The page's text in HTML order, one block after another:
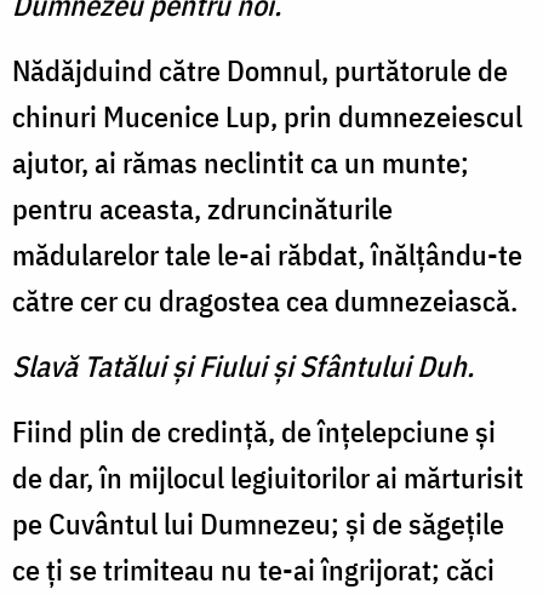
Nădăjduind către Domnul, purtătorule de
chinuri Mucenice Lup, prin dumnezeiescul
ajutor, ai rămas neclintit ca un munte;
pentru aceasta, zdruncinăturile
mădularelor tale le-ai răbdat, înălţându-te
către cer cu dragostea cea dumnezeiască.
Slavă Tatălui şi Fiului şi Sfântului Duh.
Fiind plin de credinţă, de înţelepciune şi
de dar, în mijlocul legiuitorilor ai mărturisit
pe Cuvântul lui Dumnezeu; şi de săgeţile
ce ţi se trimiteau nu te-ai îngrijorat; căci